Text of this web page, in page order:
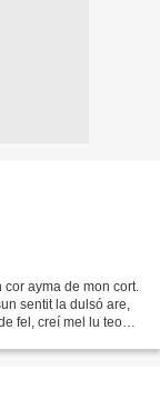
ayma de mon cort.
sentit la dulsó are,
fel, creí mel lu teo